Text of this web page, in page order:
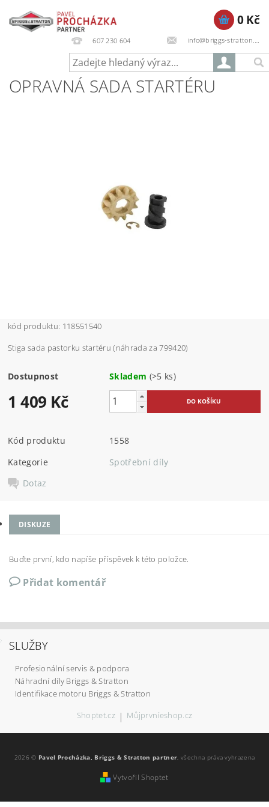
607 230 604 info@briggs-stratton.cz
0 Kč
OPRAVNÁ SADA STARTÉRU
kód produktu: 118551540
Stiga sada pastorku startéru (náhrada za 799420)
Dostupnost Skladem (>5 ks)
1 409 Kč
Kód produktu
1558
Kategorie
Spotřební díly
Dotaz
DISKUZE
Buďte první, kdo napíše příspěvek k této položce.
Přidat komentář
SLUŽBY
Profesionální servis & podpora
Náhradní díly Briggs & Stratton
Identifikace motoru Briggs & Stratton
Shoptet.cz | Můjprvníeshop.cz
2026 © Pavel Procházka, Briggs & Stratton partner, všechna práva vyhrazena
Vytvořil Shoptet